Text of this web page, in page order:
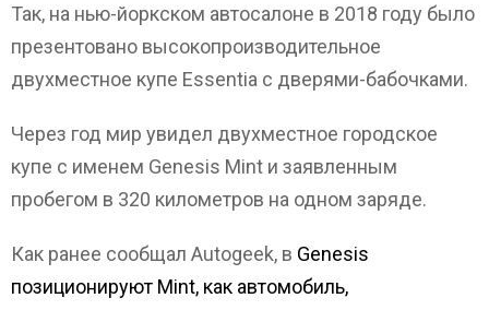
Так, на нью-йоркском автосалоне в 2018 году было
презентовано высокопроизводительное
двухместное купе Essentia с дверями-бабочками.
Через год мир увидел двухместное городское
купе с именем Genesis Mint и заявленным
пробегом в 320 километров на одном заряде.
Как ранее сообщал Autogeek, в Genesis
позиционируют Mint, как автомобиль,